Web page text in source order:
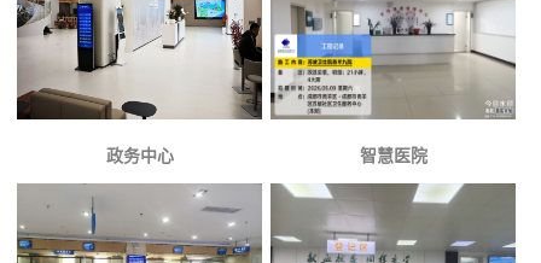
政务中心 智慧医院